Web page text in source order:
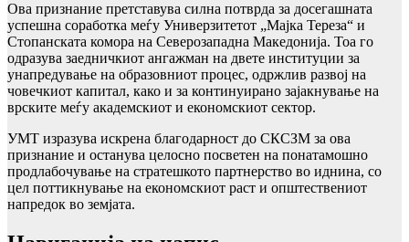
Ова признание претставува силна потврда за досегашната
успешна соработка меѓу Универзитетот „Мајка Тереза“ и
Стопанската комора на Северозападна Македонија. Тоа го
одразува заедничкиот ангажман на двете институции за
унапредување на образовниот процес, одржлив развој на
човечкиот капитал, како и за континуирано зајакнување на
врските меѓу академскиот и економскиот сектор.
УМТ изразува искрена благодарност до СКСЗМ за ова
признание и останува целосно посветен на понатамошно
продлабочување на стратешкото партнерство во иднина, со
цел поттикнување на економскиот раст и општествениот
напредок во земјата.